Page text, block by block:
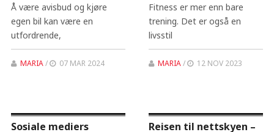
Å være avisbud og kjøre
egen bil kan være en
utfordrende,
MARIA/ 07 MAR 2024
Fitness er mer enn bare
trening. Det er også en
livsstil
MARIA/ 12 NOV 2023
Sosiale mediers
Reisen til nettskyen –